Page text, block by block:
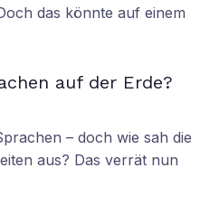
das könnte auf einem
auf der Erde?
– doch wie sah die
aus? Das verrät nun